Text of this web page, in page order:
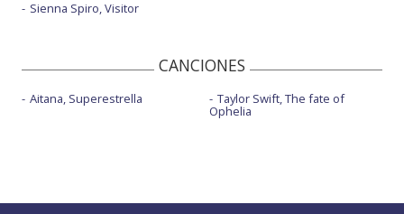
Sienna Spiro, Visitor
CANCIONES
Aitana, Superestrella Taylor Swift, The fate of
Ophelia